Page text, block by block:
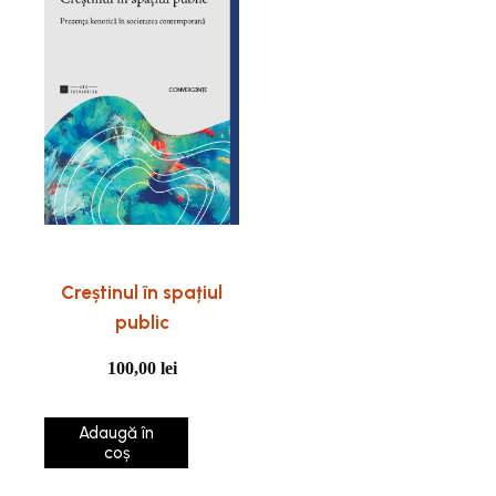
Creștinul în spațiul
public
100,00 lei
Adaugă în
coș